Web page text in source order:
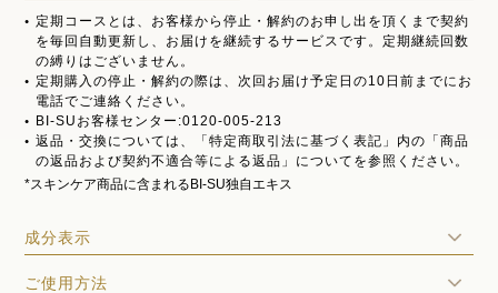
定期コースとは、お客様から停止・解約のお申し出を頂くまで契約
を毎回自動更新し、お届けを継続するサービスです。定期継続回数
の縛りはございません。
定期購入の停止・解約の際は、次回お届け予定日の10日前までにお
電話でご連絡ください。
BI-SUお客様センター:0120-005-213
返品・交換については、「特定商取引法に基づく表記」内の「商品
の返品および契約不適合等による返品」についてを参照ください。
*スキンケア商品に含まれるBI-SU独自エキス
成分表示
ご使用方法